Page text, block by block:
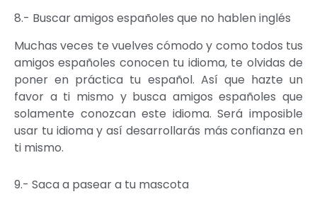
8.- Buscar amigos españoles que no hablen inglés
Muchas veces te vuelves cómodo y como todos tus
amigos españoles conocen tu idioma, te olvidas de
poner en práctica tu español. Así que hazte un
favor a ti mismo y busca amigos españoles que
solamente conozcan este idioma. Será imposible
usar tu idioma y así desarrollarás más confianza en
ti mismo.
9.- Saca a pasear a tu mascota